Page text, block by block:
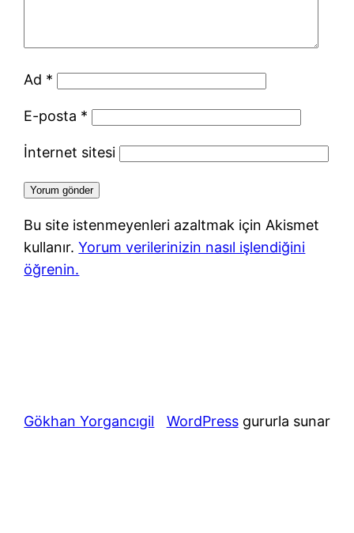
Ad *
E-posta *
İnternet sitesi
Bu site istenmeyenleri azaltmak için Akismet
kullanır.Yorum verilerinizin nasıl işlendiğini
öğrenin.
Gökhan Yorgancıgil WordPressgururla sunar